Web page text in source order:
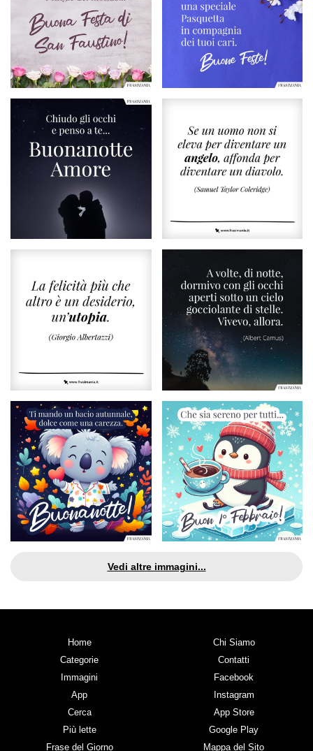
Vedi altre immagini...
Home
Categorie
Immagini
App
Cerca
Più lette
Frase del Giorno
Chi Siamo
Contatti
Facebook
Instagram
App Store
Google Play
Mappa del Sito